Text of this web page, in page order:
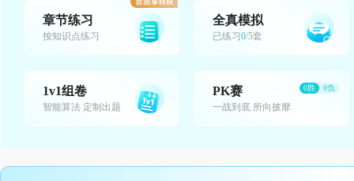
章节练习
按知识点练习
全真模拟
已练习 0/5套
1v1组卷
智能算法 定制出题
PK赛
一战到底 所向披靡
0胜 0负